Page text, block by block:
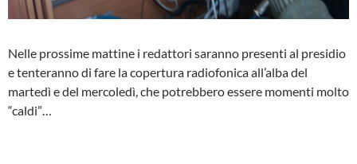
Nelle prossime mattine i redattori saranno presenti al presidio
e tenteranno di fare la copertura radiofonica all’alba del
martedì e del mercoledì, che potrebbero essere momenti molto
“caldi”…